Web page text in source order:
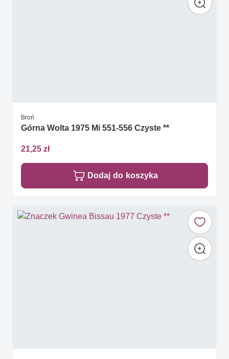
Broń
Górna Wolta 1975 Mi 551-556 Czyste **
21,25 zł
Dodaj do koszyka